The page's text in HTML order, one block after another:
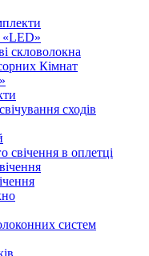
«LED»
скловолокна
Кімнат
сходів
свічення в оплетці
систем